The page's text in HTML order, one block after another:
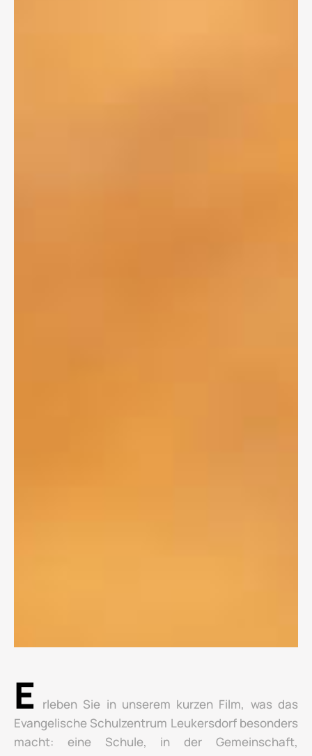
E
rleben Sie in unserem kurzen Film, was das
Evangelische Schulzentrum Leukersdorf besonders
macht: eine Schule, in der Gemeinschaft,